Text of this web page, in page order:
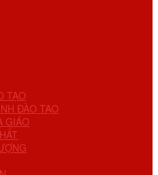
TẠO
ĐÀO TẠO
GIÁO